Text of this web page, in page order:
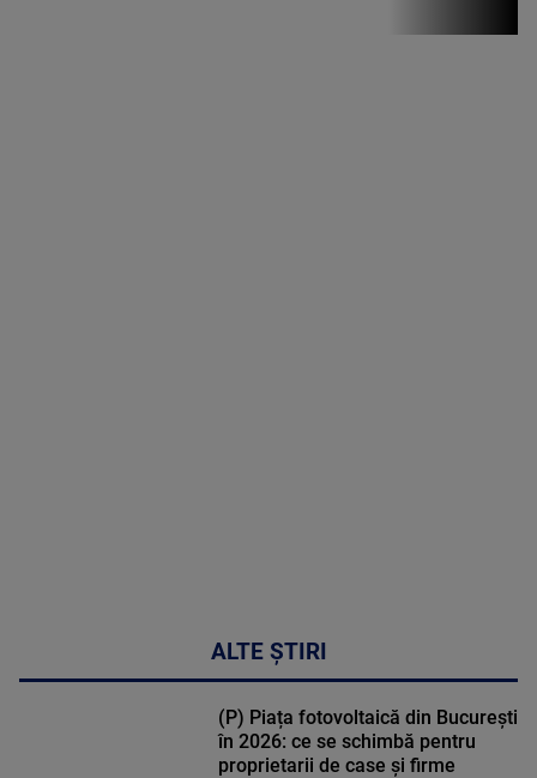
ALTE ȘTIRI
(P) Piața fotovoltaică din București
în 2026: ce se schimbă pentru
proprietarii de case și firme